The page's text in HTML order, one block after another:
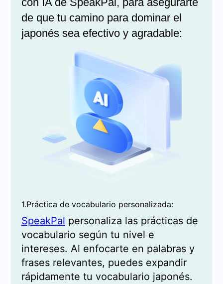
de que tu camino para dominar el
japonés sea efectivo y agradable:
1.Práctica de vocabulario personalizada:
SpeakPal personaliza las prácticas de
vocabulario según tu nivel e
intereses. Al enfocarte en palabras y
frases relevantes, puedes expandir
rápidamente tu vocabulario japonés.